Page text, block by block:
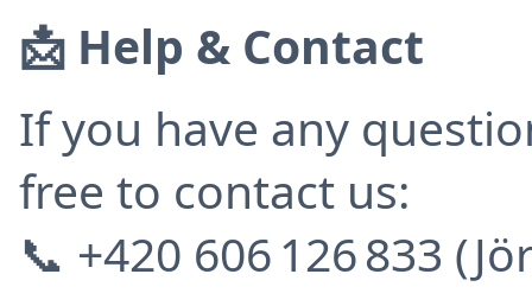
📩 Help & Contact
If you have any
free to contact us:
📞 +420 606 126 833